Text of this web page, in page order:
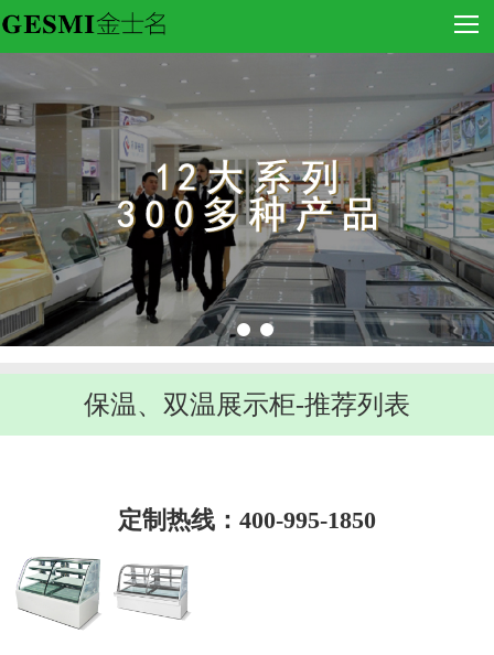
保温、双温展示柜-推荐列表
定制热线：400-995-1850